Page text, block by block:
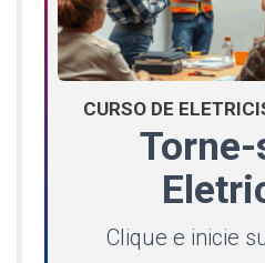
CURSO DE
Clique e inicie